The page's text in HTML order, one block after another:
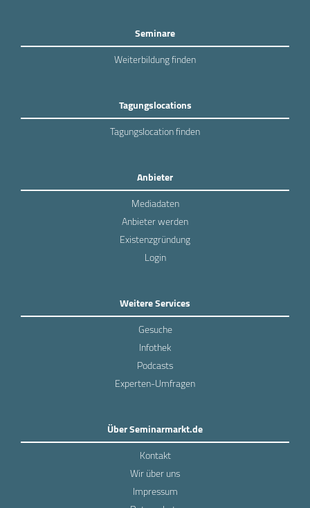
Seminare
Weiterbildung finden
Tagungslocations
Tagungslocation finden
Anbieter
Mediadaten
Anbieter werden
Existenzgründung
Login
Weitere Services
Gesuche
Infothek
Podcasts
Experten-Umfragen
Über Seminarmarkt.de
Kontakt
Wir über uns
Impressum